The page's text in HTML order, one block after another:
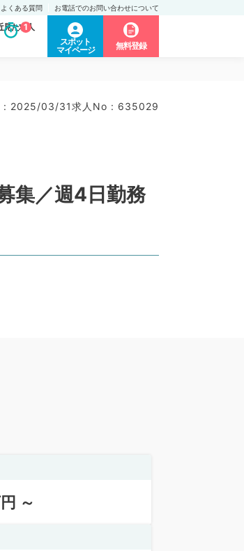
よくある質問 お電話でのお問い合わせについて
見た求人
1
スポット
マイページ
無料登録
: 2025/03/31求人No : 635029
集／週4日勤務
～